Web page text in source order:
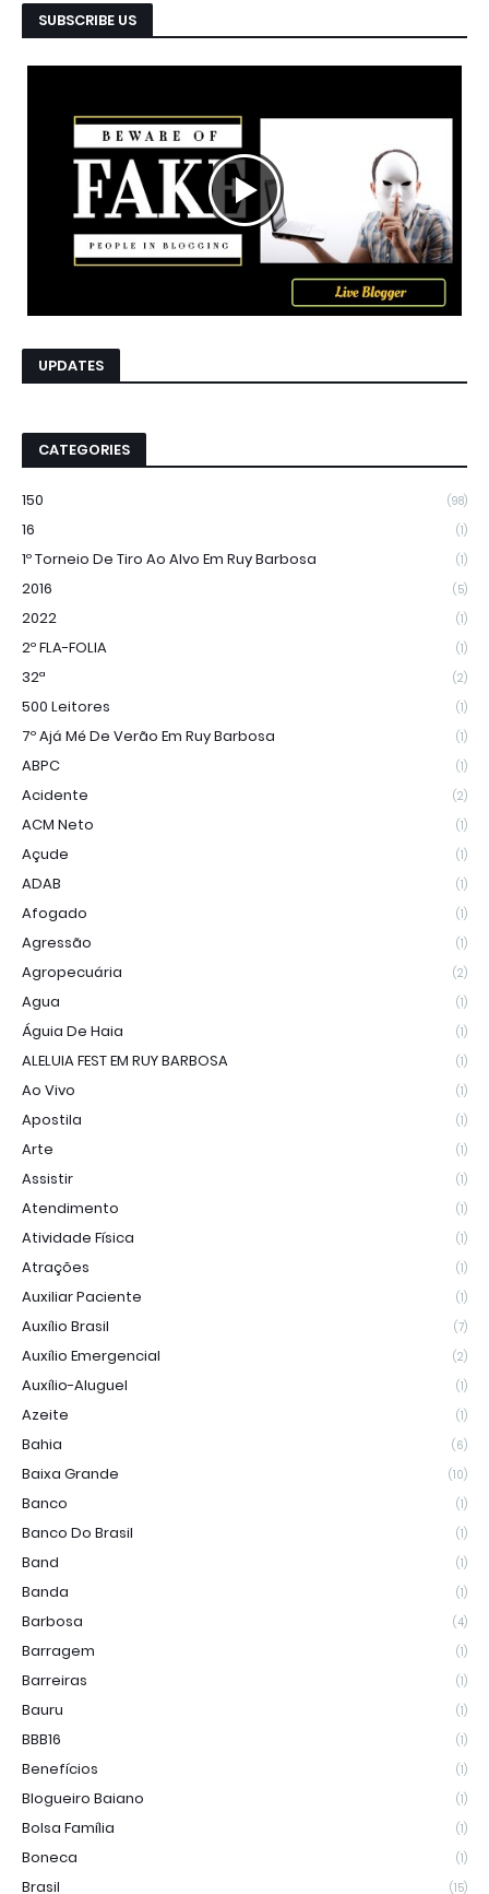
SUBSCRIBE US
UPDATES
CATEGORIES
150 (98)
16 (1)
1º Torneio De Tiro Ao Alvo Em Ruy Barbosa (1)
2016 (5)
2022 (1)
2º FLA-FOLIA (1)
32ª (2)
500 Leitores (1)
7º Ajá Mé De Verão Em Ruy Barbosa (1)
ABPC (1)
Acidente (2)
ACM Neto (1)
Açude (1)
ADAB (1)
Afogado (1)
Agressão (1)
Agropecuária (2)
Agua (1)
Águia De Haia (1)
ALELUIA FEST EM RUY BARBOSA (1)
Ao Vivo (1)
Apostila (1)
Arte (1)
Assistir (1)
Atendimento (1)
Atividade Física (1)
Atrações (1)
Auxiliar Paciente (1)
Auxílio Brasil (7)
Auxílio Emergencial (2)
Auxílio-Aluguel (1)
Azeite (1)
Bahia (6)
Baixa Grande (10)
Banco (1)
Banco Do Brasil (1)
Band (1)
Banda (1)
Barbosa (4)
Barragem (1)
Barreiras (1)
Bauru (1)
BBB16 (1)
Benefícios (1)
Blogueiro Baiano (1)
Bolsa Família (1)
Boneca (1)
Brasil (15)